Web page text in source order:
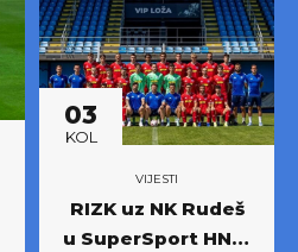
03
KOL
VIJESTI
RIZK uz NK Rudeš
u SuperSport HNL-